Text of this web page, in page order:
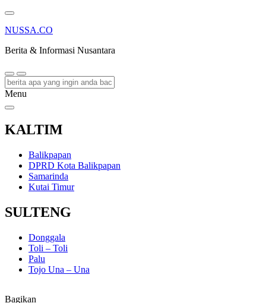
NUSSA.CO
Berita & Informasi Nusantara
Menu
KALTIM
Balikpapan
DPRD Kota Balikpapan
Samarinda
Kutai Timur
SULTENG
Donggala
Toli – Toli
Palu
Tojo Una – Una
Bagikan